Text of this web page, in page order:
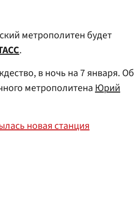
метрополитен будет
.
в ночь на 7 января. Об
метрополитенаЮрий
новая станция